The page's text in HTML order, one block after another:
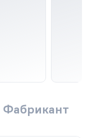
Фабрикант